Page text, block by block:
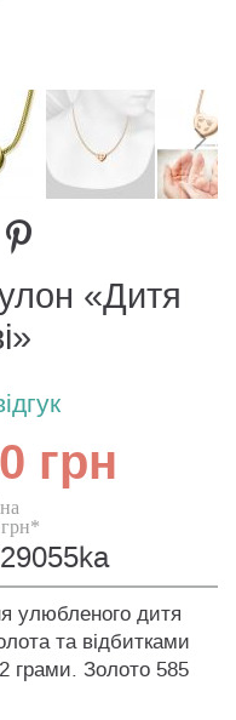
«Дитя
грн
улюбленого дитя
та відбитками
2 грами. Золото 585